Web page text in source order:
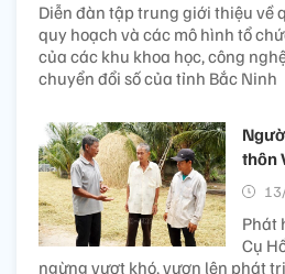
Diễn đàn tập trung giới thiệu về
quy hoạch và các mô hình tổ
của các khu khoa học, công
chuyển đổi số của tỉnh Bắc Ninh
thôn
Phát
Cụ
ngừng vượt khó, vươn lên phát